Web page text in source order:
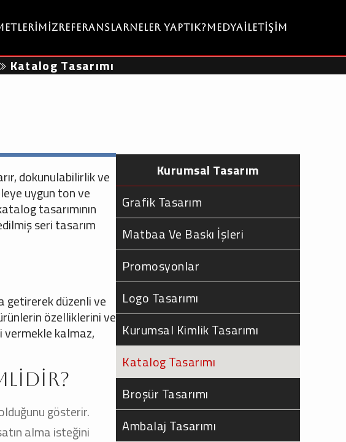
ReferanslarNeler Yaptık?Medyaİletişim
Katalog Tasarımı
dokunulabilirlik ve
uygun ton ve
tasarımının
seri tasarım
getirerek düzenli ve
özelliklerini ve
vermekle kalmaz,
gösterir.
alma isteğini
Kurumsal Tasarım
Grafik Tasarım
Matbaa Ve Baskı İşleri
Promosyonlar
Logo Tasarımı
Kurumsal Kimlik Tasarımı
Katalog Tasarımı
Broşür Tasarımı
Ambalaj Tasarımı